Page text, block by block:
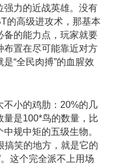
强力的近战英雄。没有
的高级进攻术，那基本
备的能力点，玩家就要
布置在尽可能靠近对方
“全民肉搏”的血腥效
不小的鸡肋：20%的几
量是100*鸟的数量，比
规中矩的五级生物。
搞笑的地方，就是它的
这个完全派不上用场